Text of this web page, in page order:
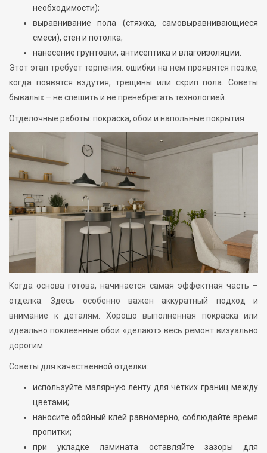
необходимости);
выравнивание пола (стяжка, самовыравнивающиеся
смеси), стен и потолка;
нанесение грунтовки, антисептика и влагоизоляции.
Этот этап требует терпения: ошибки на нем проявятся позже,
когда появятся вздутия, трещины или скрип пола. Советы
бывалых – не спешить и не пренебрегать технологией.
Отделочные работы: покраска, обои и напольные покрытия
Когда основа готова, начинается самая эффектная часть –
отделка. Здесь особенно важен аккуратный подход и
внимание к деталям. Хорошо выполненная покраска или
идеально поклеенные обои «делают» весь ремонт визуально
дорогим.
Советы для качественной отделки:
используйте малярную ленту для чётких границ между
цветами;
наносите обойный клей равномерно, соблюдайте время
пропитки;
при укладке ламината оставляйте зазоры для